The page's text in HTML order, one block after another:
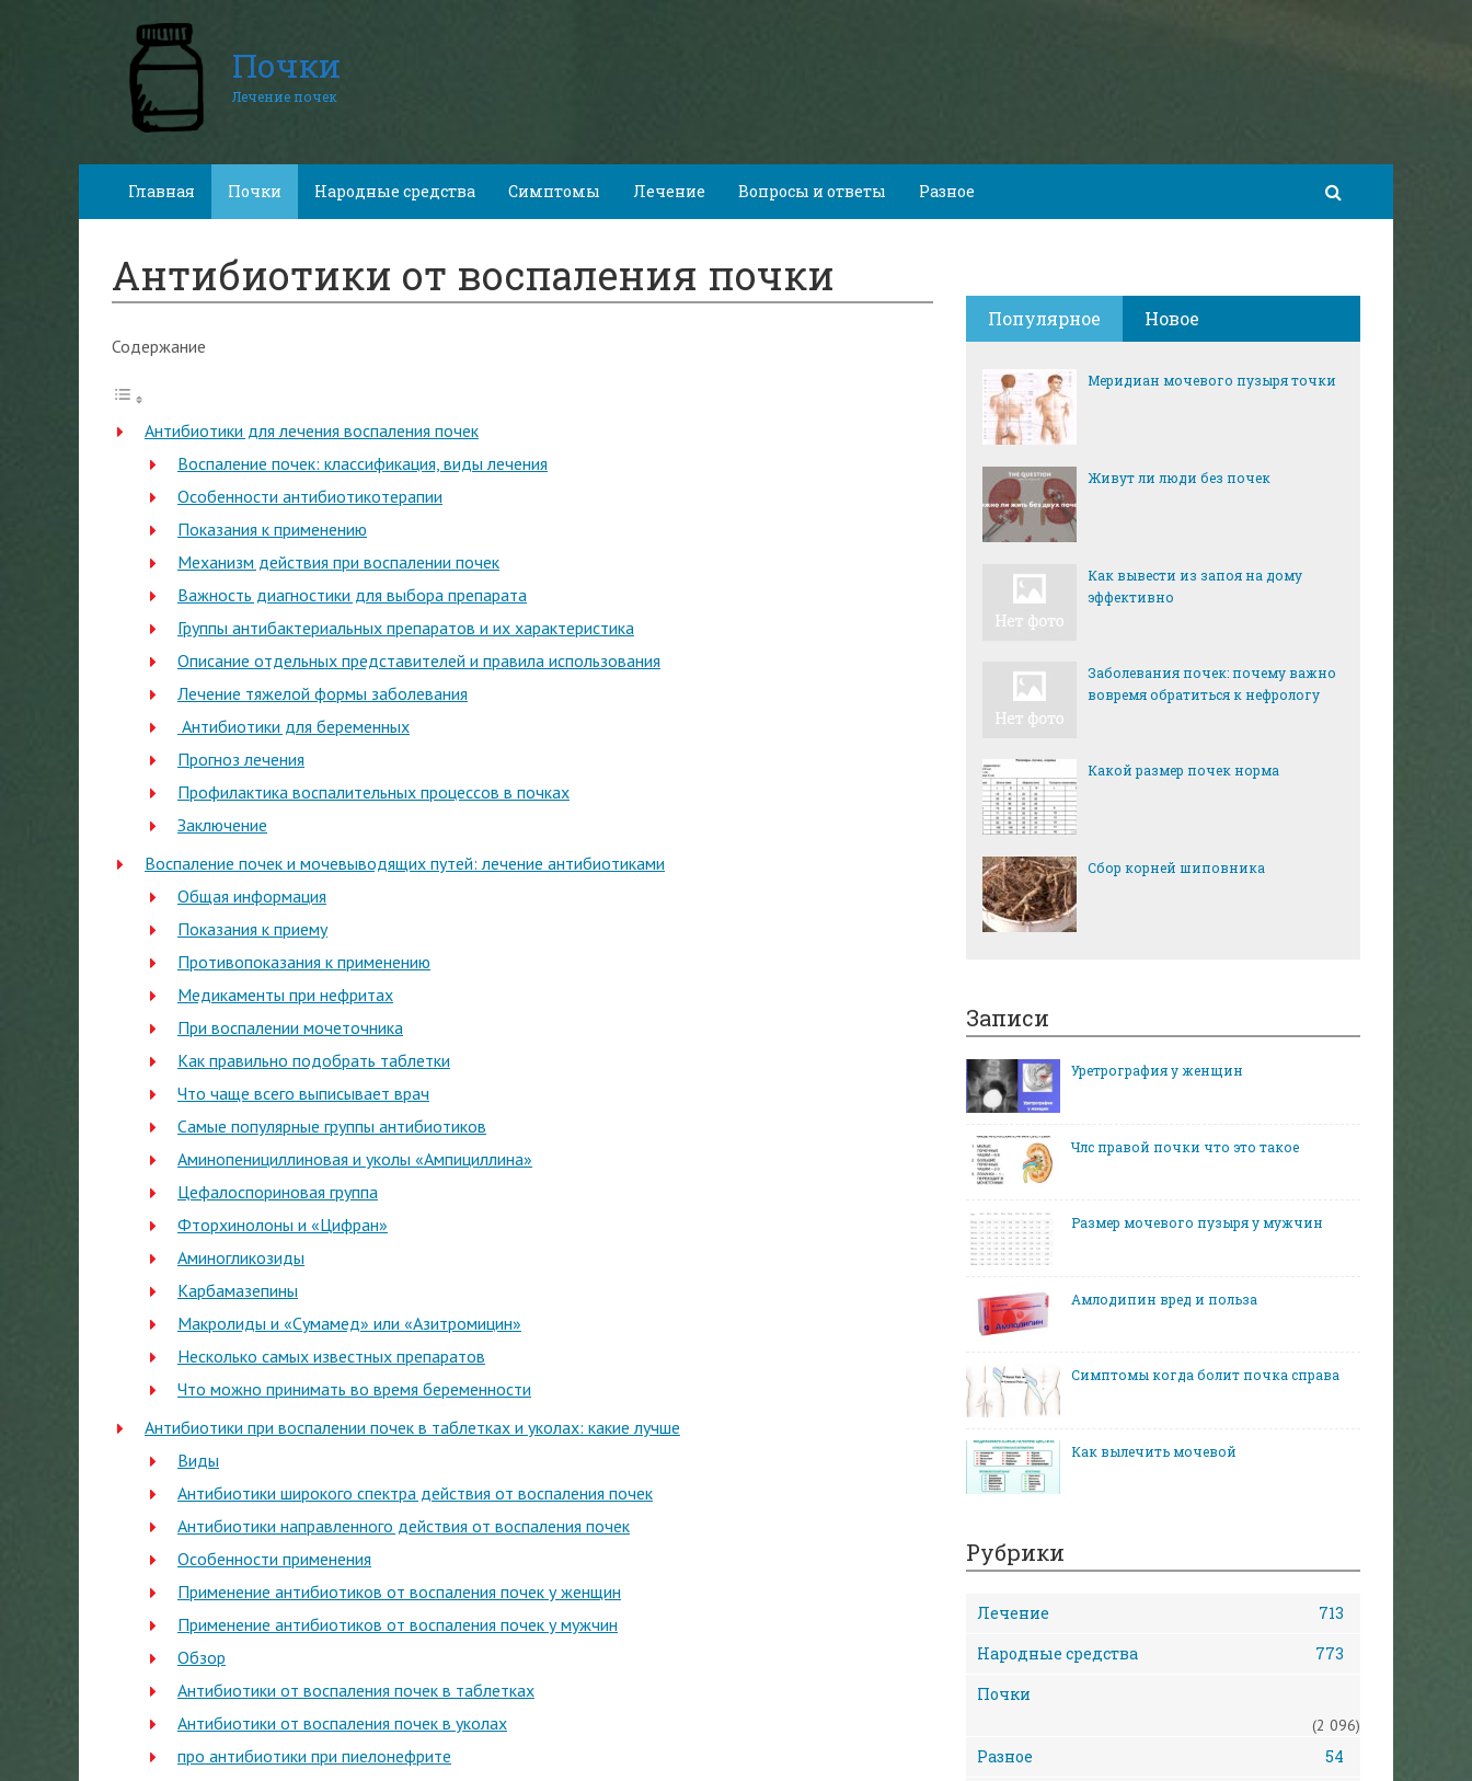
Почки
Лечение почек
Главная Почки Народные средства Симптомы Лечение Вопросы и ответы Разное
Антибиотики от воспаления почки
Содержание
Антибиотики для лечения воспаления почек
Воспаление почек: классификация, виды лечения
Особенности антибиотикотерапии
Показания к применению
Механизм действия при воспалении почек
Важность диагностики для выбора препарата
Группы антибактериальных препаратов и их характеристика
Описание отдельных представителей и правила использования
Лечение тяжелой формы заболевания
Антибиотики для беременных
Прогноз лечения
Профилактика воспалительных процессов в почках
Заключение
Воспаление почек и мочевыводящих путей: лечение антибиотиками
Общая информация
Показания к приему
Противопоказания к применению
Медикаменты при нефритах
При воспалении мочеточника
Как правильно подобрать таблетки
Что чаще всего выписывает врач
Самые популярные группы антибиотиков
Аминопенициллиновая и уколы «Ампициллина»
Цефалоспориновая группа
Фторхинолоны и «Цифран»
Аминогликозиды
Карбамазепины
Макролиды и «Сумамед» или «Азитромицин»
Несколько самых известных препаратов
Что можно принимать во время беременности
Антибиотики при воспалении почек в таблетках и уколах: какие лучше
Виды
Антибиотики широкого спектра действия от воспаления почек
Антибиотики направленного действия от воспаления почек
Особенности применения
Применение антибиотиков от воспаления почек у женщин
Применение антибиотиков от воспаления почек у мужчин
Обзор
Антибиотики от воспаления почек в таблетках
Антибиотики от воспаления почек в уколах
про антибиотики при пиелонефрите
Популярное Новое
Меридиан мочевого пузыря точки
Живут ли люди без почек
Как вывести из запоя на дому
эффективно
Заболевания почек: почему важно
вовремя обратиться к нефрологу
Какой размер почек норма
Сбор корней шиповника
Записи
Уретрография у женщин
Члс правой почки что это такое
Размер мочевого пузыря у мужчин
Амлодипин вред и польза
Симптомы когда болит почка справа
Как вылечить мочевой
Рубрики
Лечение
713
Народные средства
773
Почки
(2 096)
Разное
54